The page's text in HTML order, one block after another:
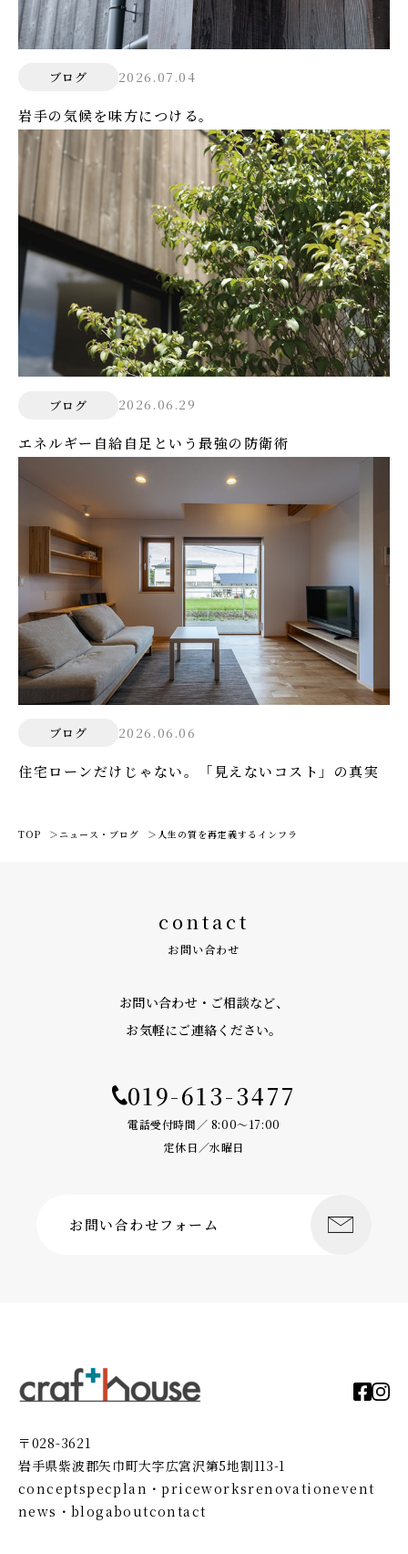
ブログ 2026.07.04
岩手の気候を味方につける。
ブログ 2026.06.29
エネルギー自給自足という最強の防衛術
ブログ 2026.06.06
住宅ローンだけじゃない。「見えないコスト」の真実
TOP ニュース・ブログ 人生の質を再定義するインフラ
contact
お問い合わせ
お問い合わせ・ご相談など、
お気軽にご連絡ください。
019-613-3477
電話受付時間／ 8:00〜17:00
定休日／水曜日
お問い合わせフォーム
〒028-3621
岩手県紫波郡矢巾町大字広宮沢第5地割113-1
conceptspecplan・priceworksrenovationevent
news・blogaboutcontact